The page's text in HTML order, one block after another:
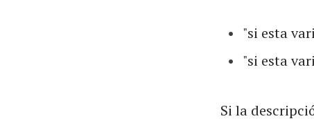
"si esta
"si esta
Si la